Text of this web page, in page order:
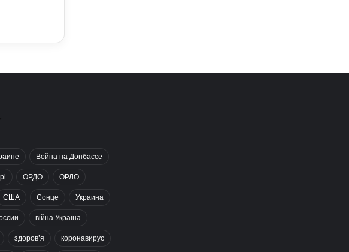
Война на Донбассе
ОРДО ОРЛО
США Сонце Украина
війна Україна
здоров’я коронавирус